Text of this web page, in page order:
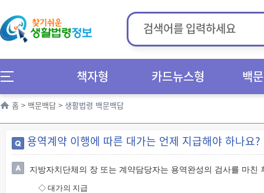
책자형 카드뉴스형 백
홈 > 백문백답 > 생활법령 백문백답
용역계약 이행에 따른 대가는 언제 지급해야 하나요?
지방자치단체의 장 또는 계약담당자는 용역완성의 검사를 마
◇ 대가의 지급